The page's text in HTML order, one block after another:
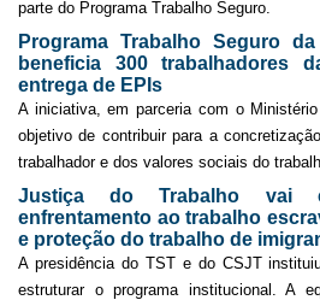
parte do Programa Trabalho Seguro.
Programa Trabalho Seguro
beneficia 300 trabalhadores
entrega de EPIs
A iniciativa, em parceria com o
objetivo de contribuir para a
trabalhador e dos valores sociais do
Justiça do Trabalho vai
enfrentamento ao trabalho
e proteção do trabalho de
A presidência do TST e do CSJT
estruturar o programa institucional. A